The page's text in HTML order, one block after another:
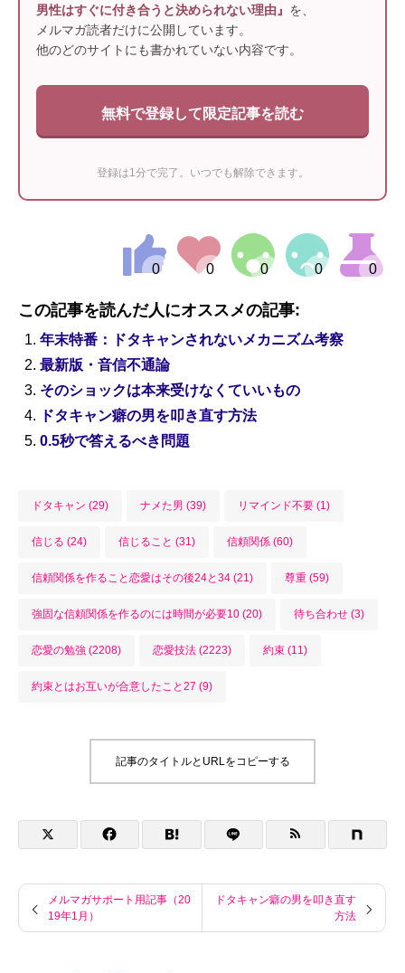
男性はすぐに付き合うと決められない理由』 を、
メルマガ読者だけに公開しています。
他のどのサイトにも書かれていない内容です。
無料で登録して限定記事を読む
登録は1分で完了。いつでも解除できます。
この記事を読んだ人にオススメの記事:
年末特番：ドタキャンされないメカニズム考察
最新版・音信不通論
そのショックは本来受けなくていいもの
ドタキャン癖の男を叩き直す方法
0.5秒で答えるべき問題
ドタキャン (29) ナメた男 (39) リマインド不要 (1)
信じる (24) 信じること (31) 信頼関係 (60)
信頼関係を作ること恋愛はその後24と34 (21) 尊重 (59)
強固な信頼関係を作るのには時間が必要10 (20) 待ち合わせ (3)
恋愛の勉強 (2208) 恋愛技法 (2223) 約束 (11)
約束とはお互いが合意したこと27 (9)
記事のタイトルとURLをコピーする
メルマガサポート用記事（20
19年1月）
ドタキャン癖の男を叩き直す
方法